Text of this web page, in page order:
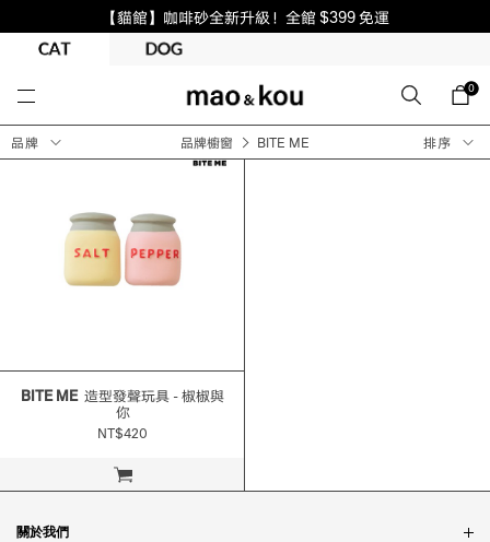
【貓館】咖啡砂全新升級！全館 $399 免運
0
品牌 排序
品牌櫥窗 BITE ME
立即購買
BITE ME造型發聲玩具 - 椒椒與
你
NT$420
關於我們